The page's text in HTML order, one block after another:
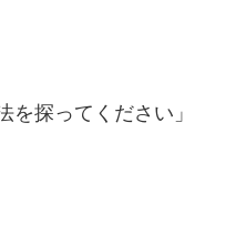
探ってください」